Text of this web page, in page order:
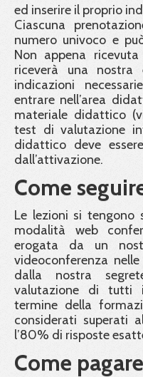
ed inserire il proprio
Ciascuna
numero univoco e
Non appena
riceverà una
indicazioni
entrare nell’area
materiale didattico
test di valutazione
didattico deve
dall’attivazione.
Come
Le lezioni si tengono
modalità web
erogata da un
videoconferenza
dalla nostra
valutazione di tutti
termine della
considerati superati
l’80% di risposte
Come